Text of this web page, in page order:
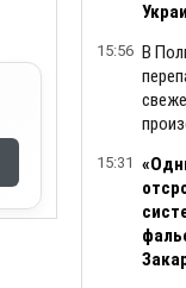
15:56 В
15:31